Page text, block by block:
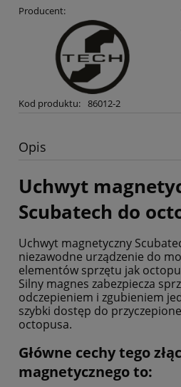
Producent:
Kod produktu: 86012-2
Opis
Uchwyt
Scubatech do
Uchwyt magnetyczny
niezawodne urządzenie do
elementów sprzętu jak
Silny magnes zabezpiecza
odczepieniem i zgubieniem
szybki dostęp do
octopusa.
Główne cechy tego
magnetycznego to: